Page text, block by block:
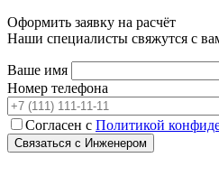
Оформить заявку на расчёт
Наши специалисты свяжутся с
Ваше имя
Номер телефона
Согласен с Политикой